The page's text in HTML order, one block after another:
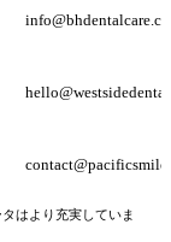
はより充実していま